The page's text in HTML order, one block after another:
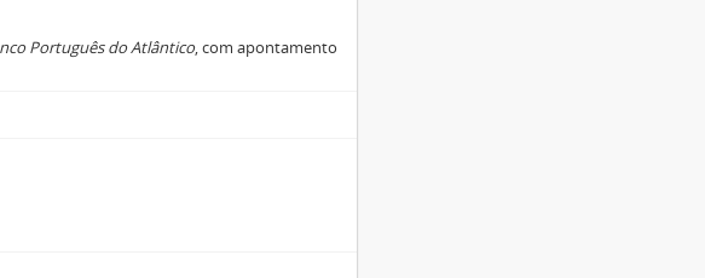
Português do Atlântico, com apontamento